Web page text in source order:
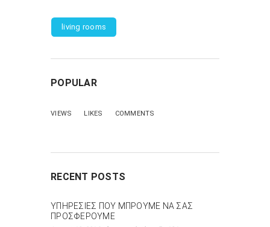
living rooms
POPULAR
VIEWS LIKES COMMENTS
RECENT POSTS
ΥΠΗΡΕΣΙΕΣ ΠΟΥ ΜΠΡΟΥΜΕ ΝΑ ΣΑΣ
ΠΡΟΣΦΕΡΟΥΜΕ